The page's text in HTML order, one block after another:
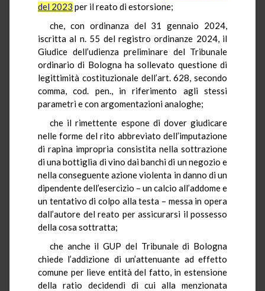
del 2023 per il reato di estorsione;
che, con ordinanza del 31 gennaio 2024,
iscritta al n. 55 del registro ordinanze 2024, il
Giudice dell’udienza preliminare del Tribunale
ordinario di Bologna ha sollevato questione di
legittimità costituzionale dell’art. 628, secondo
comma, cod. pen., in riferimento agli stessi
parametri e con argomentazioni analoghe;
che il rimettente espone di dover giudicare
nelle forme del rito abbreviato dell’imputazione
di rapina impropria consistita nella sottrazione
di una bottiglia di vino dai banchi di un negozio e
nella conseguente azione violenta in danno di un
dipendente dell’esercizio – un calcio all’addome e
un tentativo di colpo alla testa – messa in opera
dall’autore del reato per assicurarsi il possesso
della cosa sottratta;
che anche il GUP del Tribunale di Bologna
chiede l’addizione di un’attenuante ad effetto
comune per lieve entità del fatto, in estensione
della ratio decidendi di cui alla menzionata